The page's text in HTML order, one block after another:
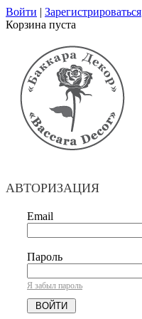
Войти | Зарегистрироваться
Корзина пуста
АВТОРИЗАЦИЯ
Email
Пароль
Я забыл пароль